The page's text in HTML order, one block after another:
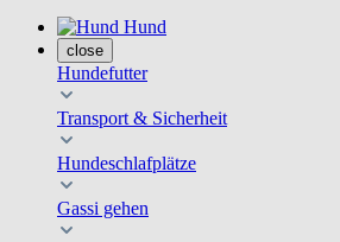
Hund
close
Hundefutter
Transport & Sicherheit
Hundeschlafplätze
Gassi gehen